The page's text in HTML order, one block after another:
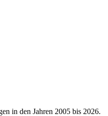
in den Jahren 2005 bis 2026.